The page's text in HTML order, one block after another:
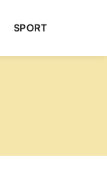
SPORT